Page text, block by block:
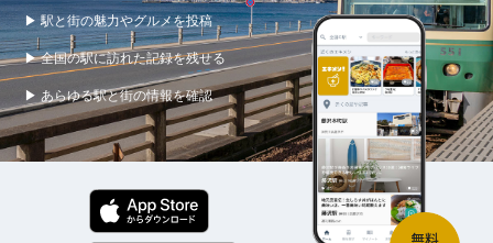
▶ 駅と街の魅力やグルメを投稿
▶ 全国の駅に訪れた記録を残せる
▶ あらゆる駅と街の情報を確認